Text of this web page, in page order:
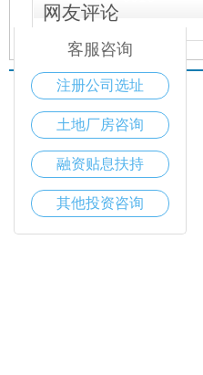
网友评论
客服咨询
注册公司选址
土地厂房咨询
融资贴息扶持
其他投资咨询